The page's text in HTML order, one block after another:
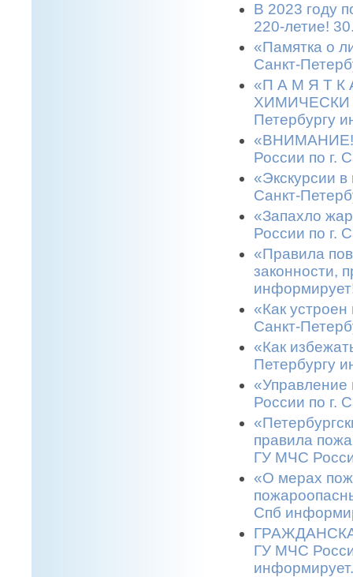
В 2023 году
220-летие!
«Памятка о
Санкт-
«П А М Я Т
ХИМИЧЕСКИ
Петербургу
«ВНИМАНИЕ!
России по г.
«Экскурсии
Санкт-
«Запахло
России по г.
«Правила
законности,
«Как
Санкт-
«Как
Петербургу
«Управление
России по г.
правила
ГУ МЧС
«О мерах
Спб
ГУ МЧС